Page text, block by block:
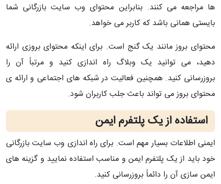
ها مراجعه می کنند. بنابراین محتوای وب سایت بازرگانی شما
بایستی همانی باشد که کاربر می خواهد.
محتوای بروز مانند یک گنج است. برای اینکه محتوای بروزی ارائه
دهید، می توانید یک وبلاگ راه اندازی کنید و مرتباً آن را
بروزرسانی کنید. همچنین فعالیت در شبکه های اجتماعی و ارائه ی
محتوای بروز می تواند باعث جلب کاربران شود.
استفاده از یک پلتفرم ایمن
ایمنی اطلاعات بسیار مهم است. برای راه اندازی وب سایت بازرگانی
خود باید از یک پلتفرم ایمن و مناسب استفاده نمایید و گزینه های
ایمن سازی آن را دائماً بروزرسانی کنید.